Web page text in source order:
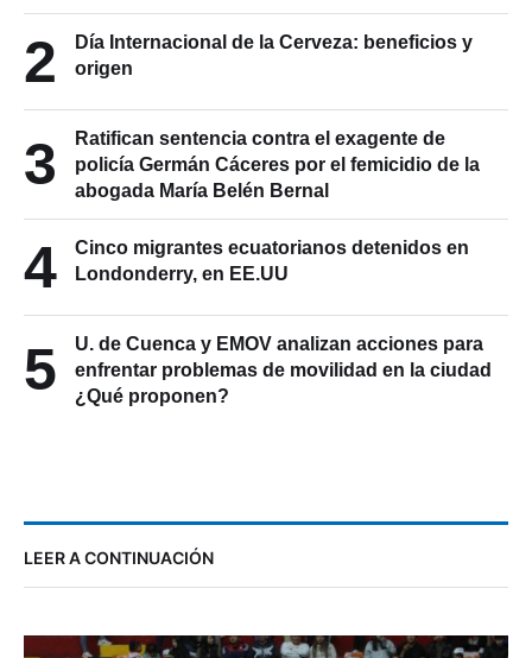
2
Día Internacional de la Cerveza: beneficios y
origen
3
Ratifican sentencia contra el exagente de
policía Germán Cáceres por el femicidio de la
abogada María Belén Bernal
4
Cinco migrantes ecuatorianos detenidos en
Londonderry, en EE.UU
5
U. de Cuenca y EMOV analizan acciones para
enfrentar problemas de movilidad en la ciudad
¿Qué proponen?
LEER A CONTINUACIÓN